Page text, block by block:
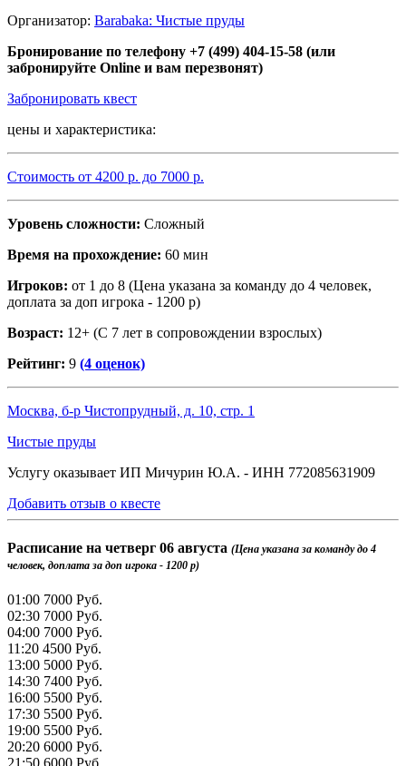
Организатор: Barabaka: Чистые пруды
Бронирование по телефону +7 (499) 404-15-58 (или
забронируйте Online и вам перезвонят)
Забронировать квест
цены и характеристика:
Стоимость от 4200 р. до 7000 р.
Уровень сложности: Сложный
Время на прохождение: 60 мин
Игроков: от 1 до 8 (Цена указана за команду до 4 человек,
доплата за доп игрока - 1200 р)
Возраст: 12+ (С 7 лет в сопровождении взрослых)
Рейтинг: 9 (4 оценок)
Москва, б-р Чистопрудный, д. 10, стр. 1
Чистые пруды
Услугу оказывает ИП Мичурин Ю.А. - ИНН 772085631909
Добавить отзыв о квесте
Расписание на четверг 06 августа (Цена указана за команду до 4
человек, доплата за доп игрока - 1200 р)
01:00 7000 Руб.
02:30 7000 Руб.
04:00 7000 Руб.
11:20 4500 Руб.
13:00 5000 Руб.
14:30 7400 Руб.
16:00 5500 Руб.
17:30 5500 Руб.
19:00 5500 Руб.
20:20 6000 Руб.